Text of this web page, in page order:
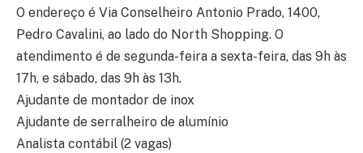
O endereço é Via Conselheiro Antonio Prado, 1400,
Pedro Cavalini, ao lado do North Shopping. O
atendimento é de segunda-feira a sexta-feira, das 9h às
17h, e sábado, das 9h às 13h.
Ajudante de montador de inox
Ajudante de serralheiro de alumínio
Analista contábil (2 vagas)